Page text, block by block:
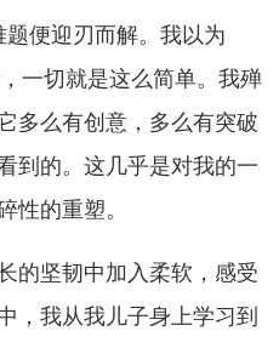
便迎刃而解。我以为
，一切就是这么简单。我殚
多么有创意，多么有突破
到的。这几乎是对我的一
性的重塑。
的坚韧中加入柔软，感受
，我从我儿子身上学习到